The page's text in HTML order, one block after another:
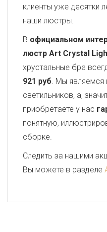
клиенты уже десятки
наши люстры.
В официальном
люстр Art Crystal
хрустальные бра
921 руб. Мы являемся
светильников, а,
приобретаете у нас
понятную,
сборке.
Следить за нашими
Вы можете в разделе